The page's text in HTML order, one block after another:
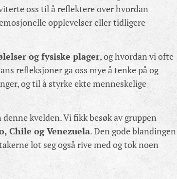
oss til å reflektere over hvordan
opplevelser eller tidligere
og fysiske plager, og hvordan vi ofte
refleksjoner ga oss mye å tenke på og
og til å styrke ekte menneskelige
kvelden. Vi fikk besøk av gruppen
Chile og Venezuela. Den gode blandingen
lot seg også rive med og tok noen